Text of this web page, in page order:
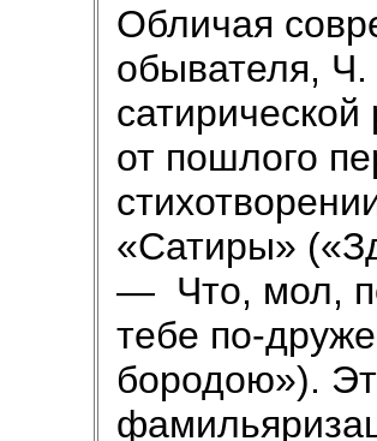
Обличая
обывателя,
от пошлого
«Сатиры»
— Что, мол,
тебе по-
бо­родою»).